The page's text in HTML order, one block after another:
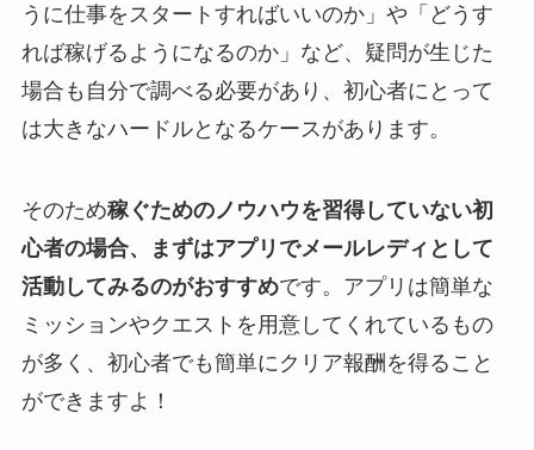
うに仕事をスタートすればいいのか」や「どうす
れば稼げるようになるのか」など、疑問が生じた
場合も自分で調べる必要があり、初心者にとって
は大きなハードルとなるケースがあります。
そのため稼ぐためのノウハウを習得していない初
心者の場合、まずはアプリでメールレディとして
活動してみるのがおすすめです。アプリは簡単な
ミッションやクエストを用意してくれているもの
が多く、初心者でも簡単にクリア報酬を得ること
ができますよ！